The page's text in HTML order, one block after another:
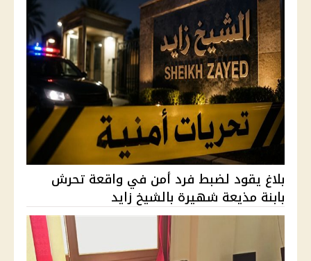
بلاغ يقود لضبط فرد أمن في واقعة تحرش
بابنة مذيعة شهيرة بالشيخ زايد